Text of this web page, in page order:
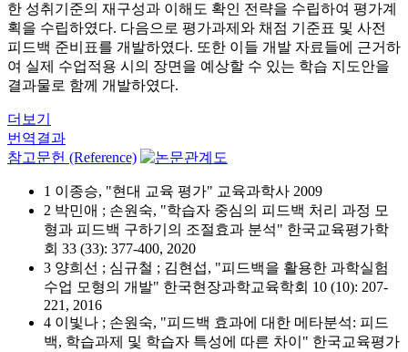
한 성취기준의 재구성과 이해도 확인 전략을 수립하여 평가계
획을 수립하였다. 다음으로 평가과제와 채점 기준표 및 사전
피드백 준비표를 개발하였다. 또한 이들 개발 자료들에 근거하
여 실제 수업적용 시의 장면을 예상할 수 있는 학습 지도안을
결과물로 함께 개발하였다.
더보기
번역결과
참고문헌 (Reference)
1 이종승, "현대 교육 평가" 교육과학사 2009
2 박민애 ; 손원숙, "학습자 중심의 피드백 처리 과정 모
형과 피드백 구하기의 조절효과 분석" 한국교육평가학
회 33 (33): 377-400, 2020
3 양희선 ; 심규철 ; 김현섭, "피드백을 활용한 과학실험
수업 모형의 개발" 한국현장과학교육학회 10 (10): 207-
221, 2016
4 이빛나 ; 손원숙, "피드백 효과에 대한 메타분석: 피드
백, 학습과제 및 학습자 특성에 따른 차이" 한국교육평가